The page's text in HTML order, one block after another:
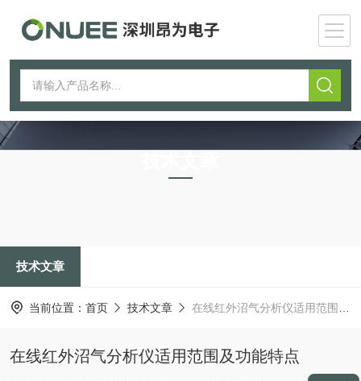
技术文章
当前位置： 首页 技术文章 在线红外沼气分析仪适用范围及功能特点
在线红外沼气分析仪适用范围及功能特点